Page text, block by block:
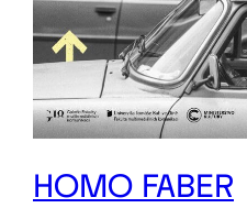
HOMO FABER